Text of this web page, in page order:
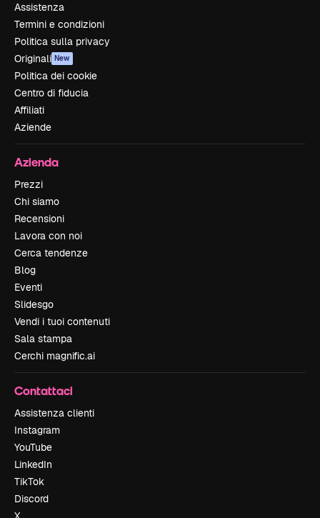
Assistenza
Termini e condizioni
Politica sulla privacy
Originali New
Politica dei cookie
Centro di fiducia
Affiliati
Aziende
Azienda
Prezzi
Chi siamo
Recensioni
Lavora con noi
Cerca tendenze
Blog
Eventi
Slidesgo
Vendi i tuoi contenuti
Sala stampa
Cerchi magnific.ai
Contattaci
Assistenza clienti
Instagram
YouTube
LinkedIn
TikTok
Discord